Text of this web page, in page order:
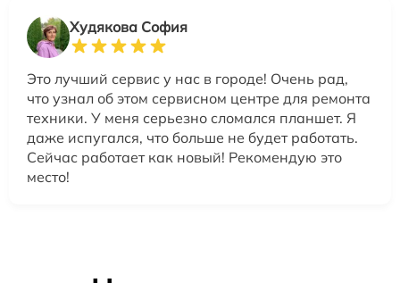
Худякова София
Это лучший сервис у нас в городе! Очень рад,
что узнал об этом сервисном центре для ремонта
техники. У меня серьезно сломался планшет. Я
даже испугался, что больше не будет работать.
Сейчас работает как новый! Рекомендую это
место!